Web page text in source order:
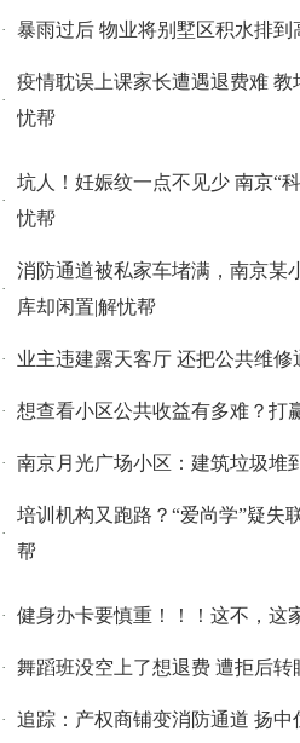
· 暴雨过后 物业将别墅区积水排
·
疫情耽误上课家长遭遇退费难
忧帮
·
坑人！妊娠纹一点不见少 南京“
忧帮
·
消防通道被私家车堵满，南京某
库却闲置|解忧帮
· 业主违建露天客厅 还把公共维
· 想查看小区公共收益有多难？打
· 南京月光广场小区：建筑垃圾堆
·
培训机构又跑路？“爱尚学”疑失
帮
· 健身办卡要慎重！！！这不，这
· 舞蹈班没空上了想退费 遭拒后
· 追踪：产权商铺变消防通道 扬